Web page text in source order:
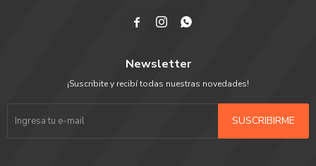
  
Newsletter
¡Suscribite y recibí todas nuestras novedades!
SUSCRIBIRME